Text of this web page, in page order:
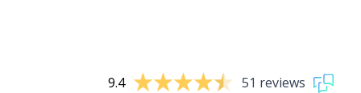
9.4 51 reviews